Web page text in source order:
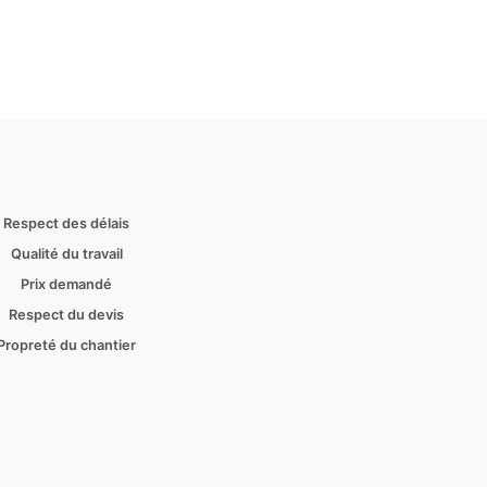
Respect des délais
Qualité du travail
Prix demandé
Respect du devis
du chantier